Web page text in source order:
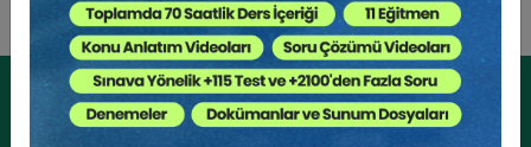
Tüketici Hukuku Enstitüsü
Kurumsal Üyelikler İçin